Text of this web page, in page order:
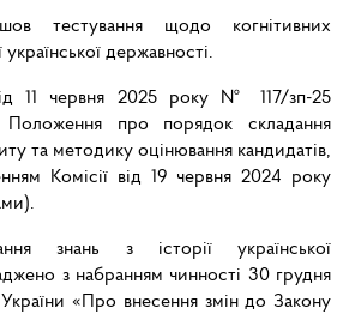
тестування щодо когнітивних
української державності.
11 червня 2025 року № 117/зп-25
про порядок складання
та методику оцінювання кандидатів,
Комісії від 19 червня 2024 року
знань з історії української
з набранням чинності 30 грудня
«Про внесення змін до Закону